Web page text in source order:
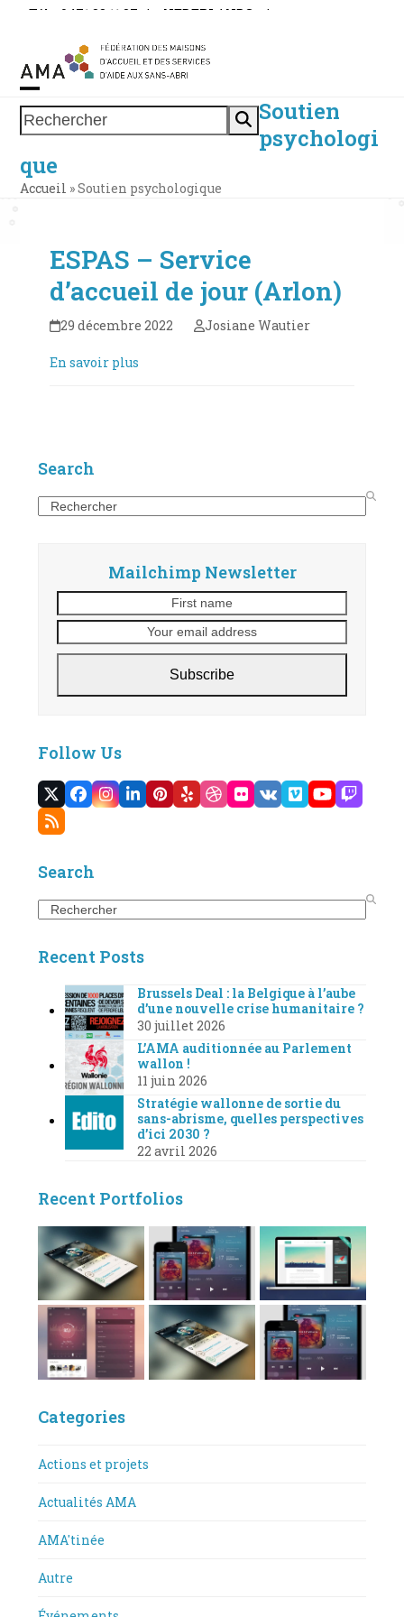
SkipTél. : 0471 38 11 37 | NEDERLANDS
|
Rechercher
Open
mobile
menu
Close
mobile
menu
Soutien
psychologi
que
Accueil »Soutien psychologique
ESPAS – Service
d’accueil de jour (Arlon)
29 décembre 2022 Josiane Wautier
En savoir plus
Search
Search
Mailchimp Newsletter
name
email
Subscribe
Follow Us
Twitter
(deprecated)
Facebook
Instagram
LinkedIn
Pinterest
YelpDribbble
Flickr
VKVimeoYouTube
RSS
Search
Search
Recent Posts
Brussels Deal : la Belgique à l’aube
d’une nouvelle crise humanitaire ?
30 juillet 2026
L’AMA auditionnée au Parlement
wallon !
11 juin 2026
Stratégie wallonne de sortie du
sans-abrisme, quelles perspectives
d’ici 2030 ?
22 avril 2026
Recent Portfolios
Categories
Actions et projets
Actualités AMA
AMA'tinée
Autre